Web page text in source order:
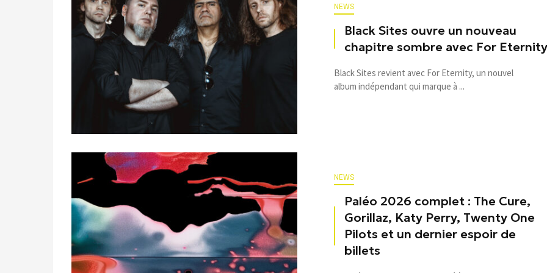
NEWS
Black Sites ouvre un nouveau
chapitre sombre avec For Eternity
Black Sites revient avec For Eternity, un nouvel
album indépendant qui marque à ...
NEWS
Paléo 2026 complet : The Cure,
Gorillaz, Katy Perry, Twenty One
Pilots et un dernier espoir de
billets